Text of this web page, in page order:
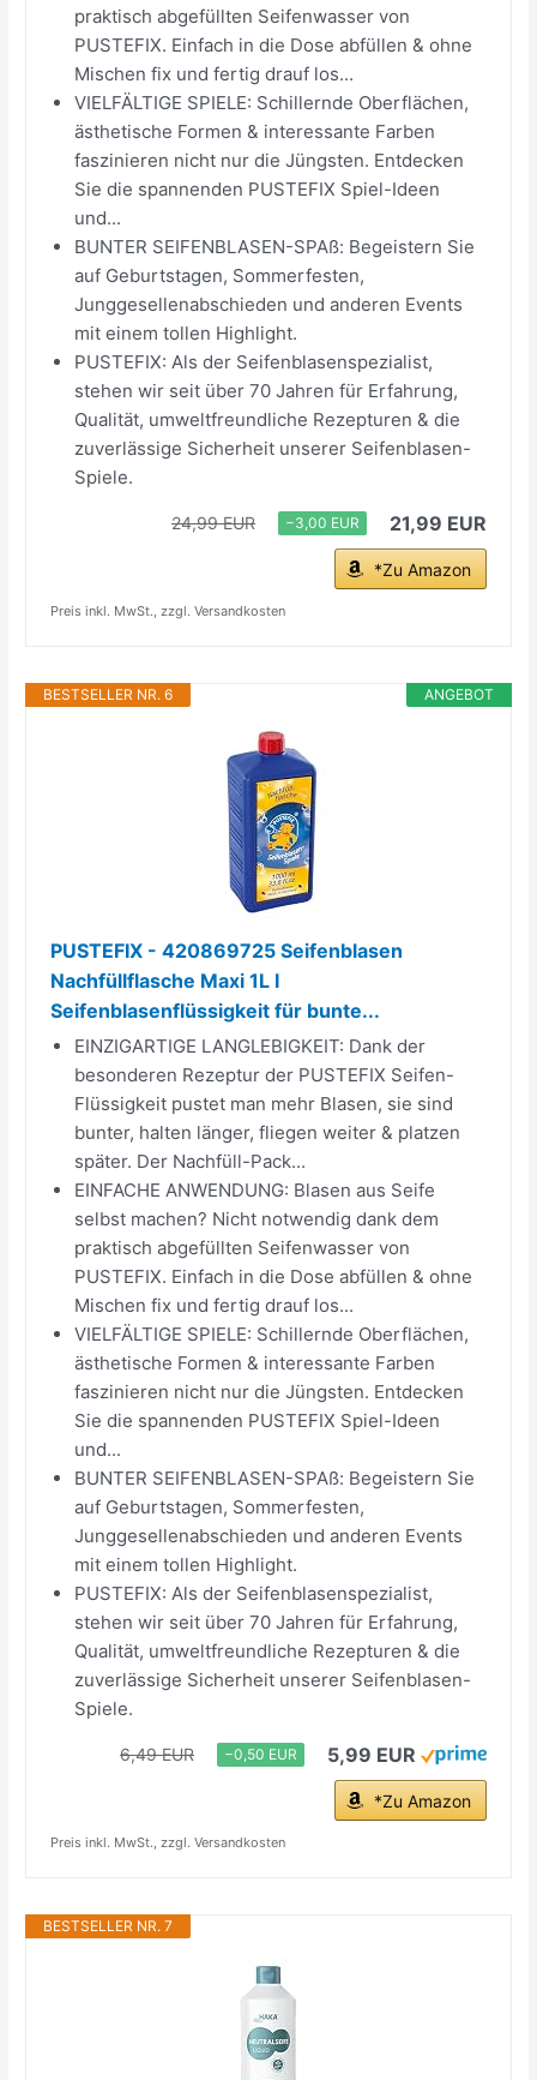
praktisch abgefüllten Seifenwasser von
PUSTEFIX. Einfach in die Dose abfüllen & ohne
Mischen fix und fertig drauf los...
VIELFÄLTIGE SPIELE: Schillernde Oberflächen,
ästhetische Formen & interessante Farben
faszinieren nicht nur die Jüngsten. Entdecken
Sie die spannenden PUSTEFIX Spiel-Ideen
und...
BUNTER SEIFENBLASEN-SPAß: Begeistern Sie
auf Geburtstagen, Sommerfesten,
Junggesellenabschieden und anderen Events
mit einem tollen Highlight.
PUSTEFIX: Als der Seifenblasenspezialist,
stehen wir seit über 70 Jahren für Erfahrung,
Qualität, umweltfreundliche Rezepturen & die
zuverlässige Sicherheit unserer Seifenblasen-
Spiele.
24,99 EUR −3,00 EUR 21,99 EUR
*Zu Amazon
Preis inkl. MwSt., zzgl. Versandkosten
ANGEBOT
BESTSELLER NR. 6
PUSTEFIX - 420869725 Seifenblasen
Nachfüllflasche Maxi 1L I
Seifenblasenflüssigkeit für bunte...
EINZIGARTIGE LANGLEBIGKEIT: Dank der
besonderen Rezeptur der PUSTEFIX Seifen-
Flüssigkeit pustet man mehr Blasen, sie sind
bunter, halten länger, fliegen weiter & platzen
später. Der Nachfüll-Pack...
EINFACHE ANWENDUNG: Blasen aus Seife
selbst machen? Nicht notwendig dank dem
praktisch abgefüllten Seifenwasser von
PUSTEFIX. Einfach in die Dose abfüllen & ohne
Mischen fix und fertig drauf los...
VIELFÄLTIGE SPIELE: Schillernde Oberflächen,
ästhetische Formen & interessante Farben
faszinieren nicht nur die Jüngsten. Entdecken
Sie die spannenden PUSTEFIX Spiel-Ideen
und...
BUNTER SEIFENBLASEN-SPAß: Begeistern Sie
auf Geburtstagen, Sommerfesten,
Junggesellenabschieden und anderen Events
mit einem tollen Highlight.
PUSTEFIX: Als der Seifenblasenspezialist,
stehen wir seit über 70 Jahren für Erfahrung,
Qualität, umweltfreundliche Rezepturen & die
zuverlässige Sicherheit unserer Seifenblasen-
Spiele.
6,49 EUR −0,50 EUR 5,99 EUR
*Zu Amazon
Preis inkl. MwSt., zzgl. Versandkosten
BESTSELLER NR. 7